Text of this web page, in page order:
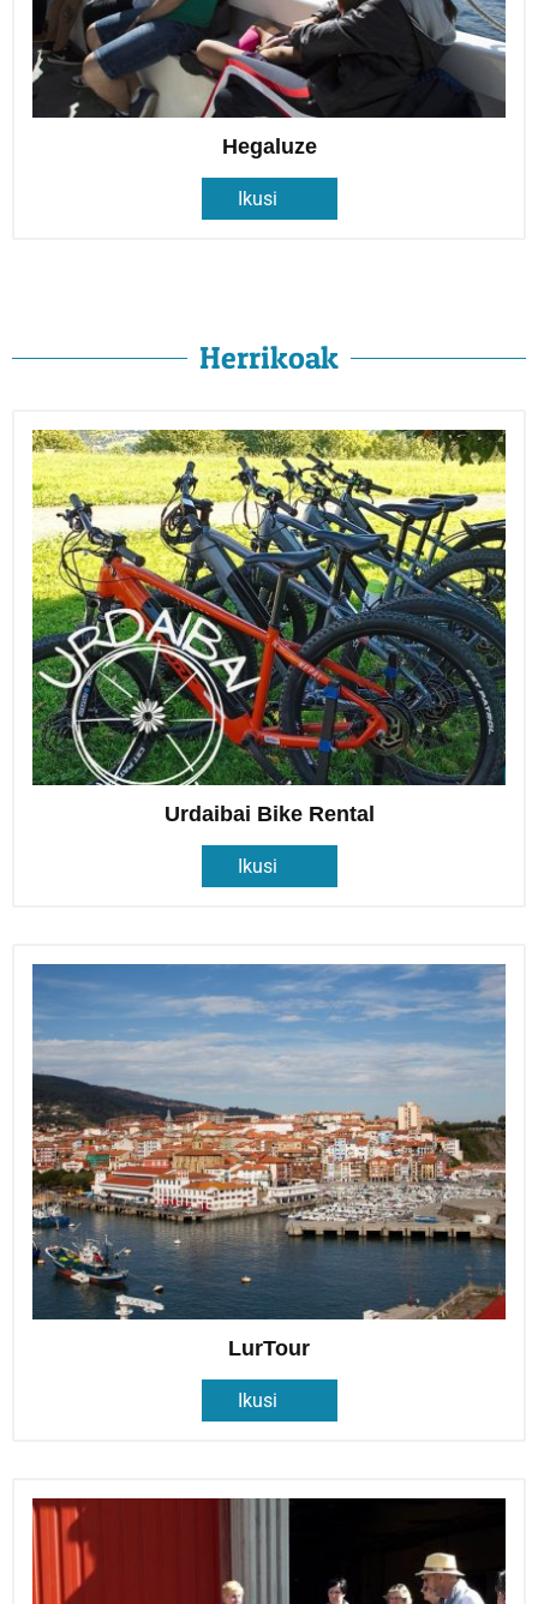
Hegaluze
Ikusi
Herrikoak
Urdaibai Bike Rental
Ikusi
LurTour
Ikusi